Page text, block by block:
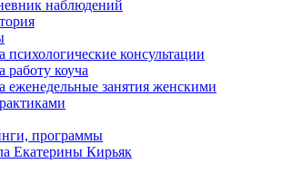
наблюдений
психологические консультации
работу коуча
еженедельные занятия женскими
программы
Екатерины Кирьяк